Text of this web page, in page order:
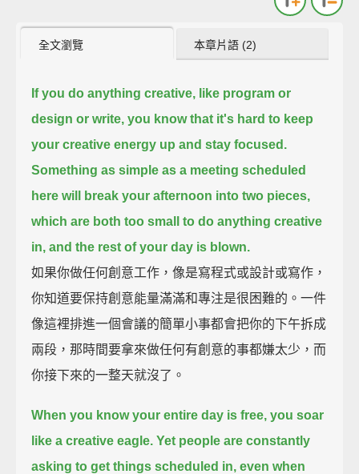
全文瀏覽 本章片語 (2)
If you do anything creative, like program or
design or write, you know that it's hard to keep
your creative energy up and stay focused.
Something as simple as a meeting scheduled
here will break your afternoon into two pieces,
which are both too small to do anything creative
in, and the rest of your day is blown.
如果你做任何創意工作，像是寫程式或設計或寫作，
你知道要保持創意能量滿滿和專注是很困難的。一件
像這裡排進一個會議的簡單小事都會把你的下午拆成
兩段，那時間要拿來做任何有創意的事都嫌太少，而
你接下來的一整天就沒了。
When you know your entire day is free, you soar
like a creative eagle. Yet people are constantly
asking to get things scheduled in, even when